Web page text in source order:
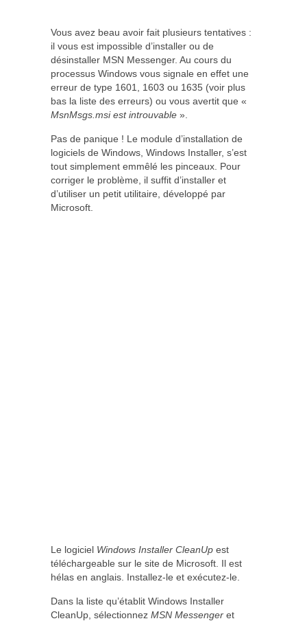
Vous avez beau avoir fait plusieurs tentatives :
il vous est impossible d’installer ou de
désinstaller MSN Messenger. Au cours du
processus Windows vous signale en effet une
erreur de type 1601, 1603 ou 1635 (voir plus
bas la liste des erreurs) ou vous avertit que «
MsnMsgs.msi est introuvable ».
Pas de panique ! Le module d’installation de
logiciels de Windows, Windows Installer, s’est
tout simplement emmêlé les pinceaux. Pour
corriger le problème, il suffit d’installer et
d’utiliser un petit utilitaire, développé par
Microsoft.
Le logiciel Windows Installer CleanUp est
téléchargeable sur le site de Microsoft. Il est
hélas en anglais. Installez-le et exécutez-le.
Dans la liste qu’établit Windows Installer
CleanUp, sélectionnez MSN Messenger et